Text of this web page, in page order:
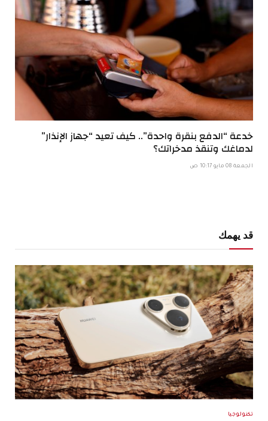
خدعة “الدفع بنقرة واحدة”.. كيف تعيد “جهاز الإنذار”
لدماغك وتنقذ مدخراتك؟
الجمعة 08 مايو 10:17 ص
قد يهمك
تكنولوجيا